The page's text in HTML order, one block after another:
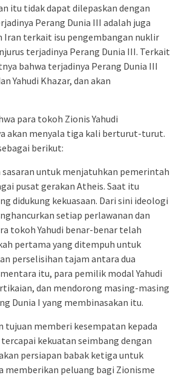
itu tidak dapat dilepaskan dengan
Perang Dunia III adalah juga
Iran terkait isu pengembangan nuklir
terjadinya Perang Dunia III. Terkait
bahwa terjadinya Perang Dunia III
Yahudi Khazar, dan akan
para tokoh Zionis Yahudi
akan menyala tiga kali berturut-turut.
berikut:
untuk menjatuhkan pemerintah
pusat gerakan Atheis. Saat itu
didukung kekuasaan. Dari sini ideologi
setiap perlawanan dan
tokoh Yahudi benar-benar telah
pertama yang ditempuh untuk
perselisihan tajam antara dua
itu, para pemilik modal Yahudi
dan mendorong masing-masing
Dunia I yang membinasakan itu.
tujuan memberi kesempatan kepada
kekuatan seimbang dengan
persiapan babak ketiga untuk
memberikan peluang bagi Zionisme